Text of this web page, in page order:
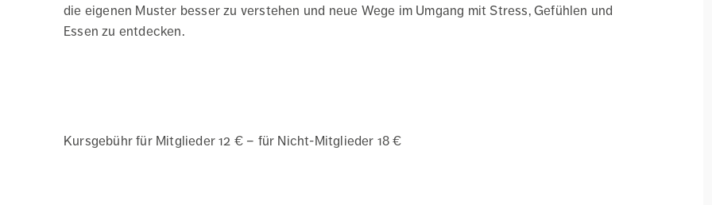
die eigenen Muster besser zu verstehen und neue Wege im Umgang mit Stress, Gefühlen und
Essen zu entdecken.
Kursgebühr für Mitglieder 12 € – für Nicht-Mitglieder 18 €